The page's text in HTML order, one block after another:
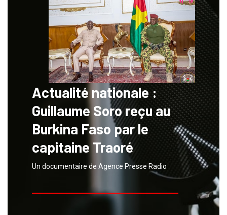
Actualité nationale :
Guillaume Soro reçu au
Burkina Faso par le
capitaine Traoré
Un documentaire de Agence Presse Radio